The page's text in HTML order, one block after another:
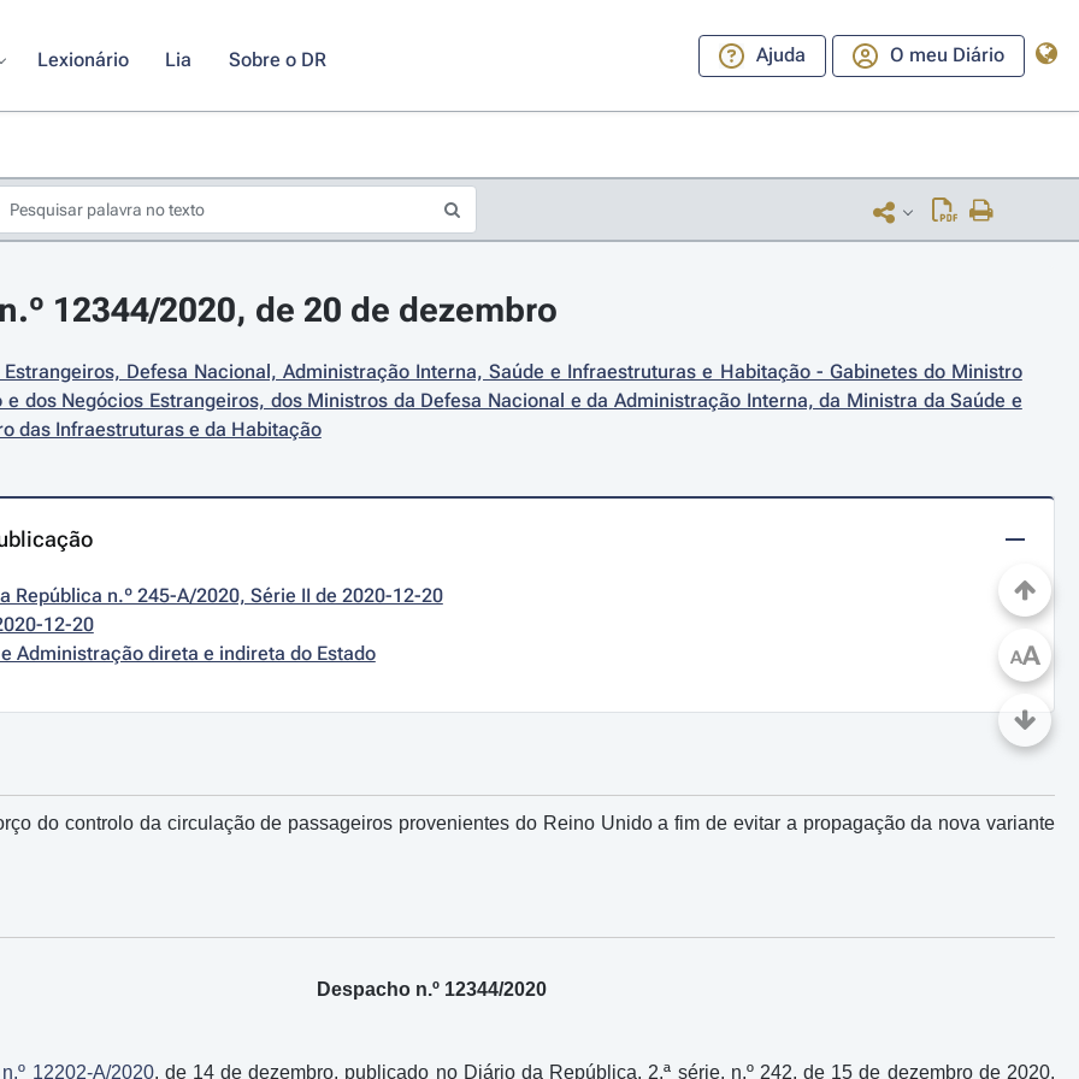
Lexionário Lia Sobre o DR Ajuda O meu Diário
12344/2020, de 20 de dezembro
Defesa Nacional, Administração Interna, Saúde e Infraestruturas e Habitação - Gabinetes do Ministro
e dos Negócios Estrangeiros, dos Ministros da Defesa Nacional e da Administração Interna, da Ministra da Saúde e
das Infraestruturas e da Habitação
República n.º 245-A/2020, Série II de 2020-12-20
12-20
Administração direta e indireta do Estado
do controlo da circulação de passageiros provenientes do Reino Unido a fim de evitar a propagação da nova variante
Despacho n.º 12344/2020
12202-A/2020, de 14 de dezembro, publicado no Diário da República, 2.ª série, n.º 242, de 15 de dezembro de 2020,
AA